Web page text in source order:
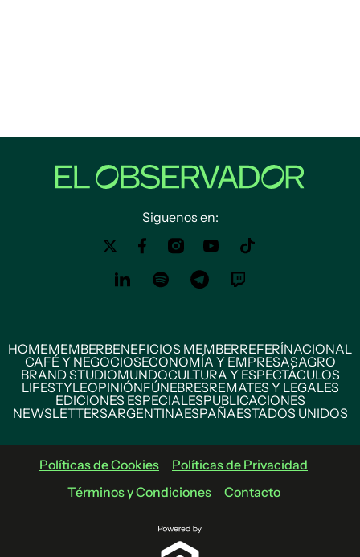
Siguenos en:
HOMEMEMBERBENEFICIOS MEMBERREFERÍNACIONAL
CAFÉ Y NEGOCIOSECONOMÍA Y EMPRESASAGRO
BRAND STUDIOMUNDOCULTURA Y ESPECTÁCULOS
LIFESTYLEOPINIÓNFÚNEBRESREMATES Y LEGALES
EDICIONES ESPECIALESPUBLICACIONES
NEWSLETTERSARGENTINAESPAÑAESTADOS UNIDOS
Políticas de Cookies
Políticas de Privacidad
Términos y Condiciones
Contacto